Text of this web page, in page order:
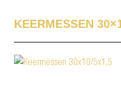
KEERMESSEN